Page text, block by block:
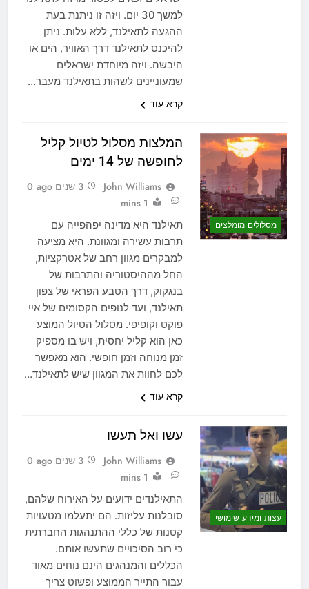
למשך 30 יום. ויזה זו ניתנת בעת
ההגעה לתאילנד, ללא עלות. ניתן
להיכנס לתאילנד דרך האוויר, הים או
היבשה. ויזה מיוחדת ישראלים
שמעוניינים לשהות בתאילנד מעבר…
קרא עוד
מסלולים מומלצים
המלצות מסלול לטיול קליל
לחופשה של 14 ימים
John Williams 3 שנים ago
0
1 mins
תאילנד היא מדינה יפהפייה עם
תרבות עשירה ומגוונת. היא מציעה
למבקרים מגוון רחב של אטרקציות,
החל מההיסטוריה והתרבות של
בנגקוק, דרך הטבע הפראי של צפון
תאילנד, ועד לנופים הקסומים של איי
פוקט וקופיפי. מסלול הטיול המוצע
כאן הוא קליל יחסית, ויש בו מספיק
זמן מנוחה וזמן חופשי. הוא מאפשר
לכם לחוות את המגוון שיש לתאילנד…
קרא עוד
עצות ומידע שימושי
עשו ואל תעשו
John Williams 3 שנים ago
0
1 mins
התאילנדים ידועים על האירוח שלהם,
סובלנות עליזות. הם יתעלמו מטעויות
קטנות של כללי ההתנהגות החברתית
כי רוב הסיכויים שתעשו אותם.
הכללים והמנהגים הינם נוחים מאוד
עבור התייר הממוצע ופשוט צריך